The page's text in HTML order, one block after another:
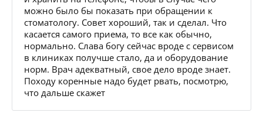
можно было бы показать при обращении к
стоматологу. Совет хороший, так и сделал. Что
касается самого приема, то все как обычно,
нормально. Слава богу сейчас вроде с сервисом
в клиниках получше стало, да и оборудование
норм. Врач адекватный, свое дело вроде знает.
Походу коренные надо будет рвать, посмотрю,
что дальше скажет